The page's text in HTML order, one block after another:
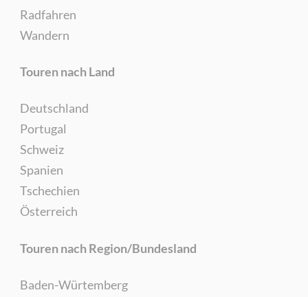
Radfahren
Wandern
Touren nach Land
Deutschland
Portugal
Schweiz
Spanien
Tschechien
Österreich
Touren nach Region/Bundesland
Baden-Würtemberg